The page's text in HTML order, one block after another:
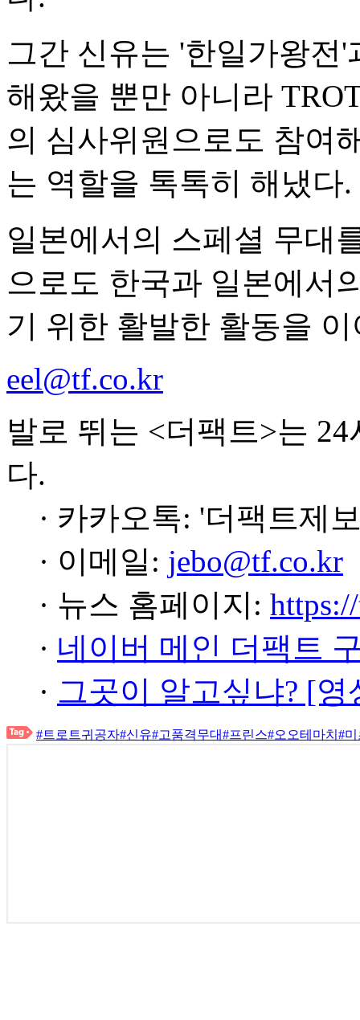
그간 신유는 '한일가왕전
해왔을 뿐만 아니라
의 심사위원으로도 참여
는 역할을 톡톡히 해냈다.
일본에서의 스페셜 무대
으로도 한국과 일본에서
기 위한 활발한 활동을
eel@tf.co.kr
발로 뛰는 <더팩트>는
다.
· 카카오톡: '더팩트제
· 이메일: jebo@tf.co.kr
· 뉴스 홈페이지:
· 네이버 메인 더팩트
· 그곳이 알고싶냐? [
#트로트귀공자#신유#고품격무대#프린스#오오테마치 #